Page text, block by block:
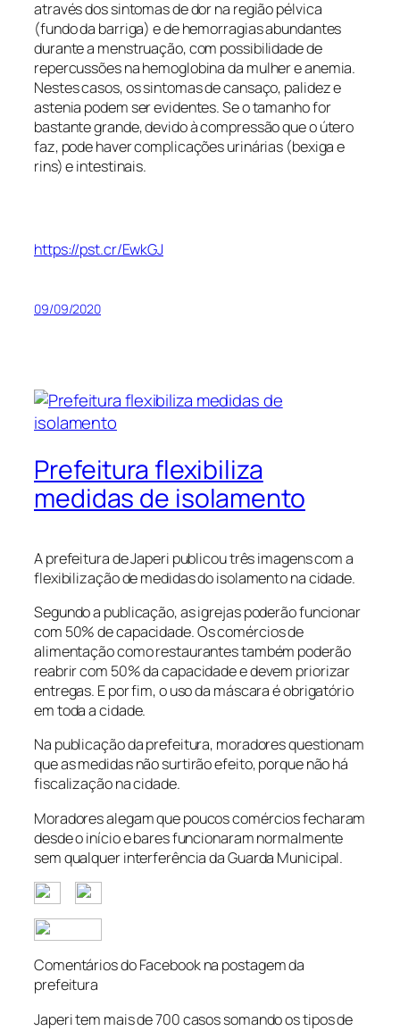
através dos sintomas de dor na região pélvica
(fundo da barriga) e de hemorragias abundantes
durante a menstruação, com possibilidade de
repercussões na hemoglobina da mulher e anemia.
Nestes casos, os sintomas de cansaço, palidez e
astenia podem ser evidentes. Se o tamanho for
bastante grande, devido à compressão que o útero
faz, pode haver complicações urinárias (bexiga e
rins) e intestinais.
https://pst.cr/EwkGJ
09/09/2020
Prefeitura flexibiliza
medidas de isolamento
A prefeitura de Japeri publicou três imagens com a
flexibilização de medidas do isolamento na cidade.
Segundo a publicação, as igrejas poderão funcionar
com 50% de capacidade. Os comércios de
alimentação como restaurantes também poderão
reabrir com 50% da capacidade e devem priorizar
entregas. E por fim, o uso da máscara é obrigatório
em toda a cidade.
Na publicação da prefeitura, moradores questionam
que as medidas não surtirão efeito, porque não há
fiscalização na cidade.
Moradores alegam que poucos comércios fecharam
desde o início e bares funcionaram normalmente
sem qualquer interferência da Guarda Municipal.
Comentários do Facebook na postagem da
prefeitura
Japeri tem mais de 700 casos somando os tipos de